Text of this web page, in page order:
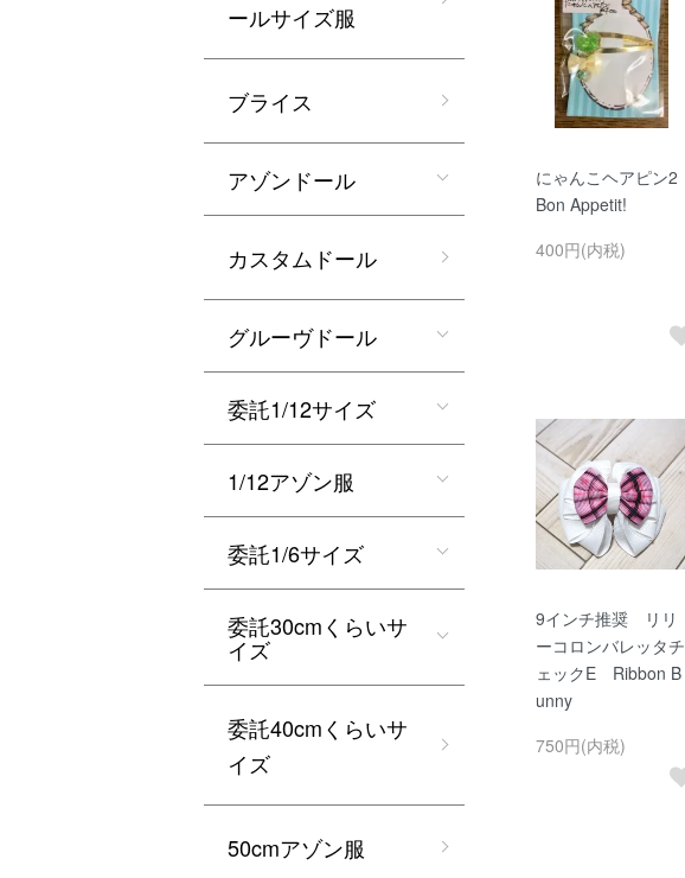
にゃんこヘアピン2
Bon Appetit!
400円(内税)
9インチ推奨 リリ
ーコロンバレッタチ
ェックE Ribbon B
unny
750円(内税)
ールサイズ服
ブライス
アゾンドール
カスタムドール
グルーヴドール
委託1/12サイズ
1/12アゾン服
委託1/6サイズ
委託30cmくらいサ
イズ
委託40cmくらいサ
イズ
50cmアゾン服